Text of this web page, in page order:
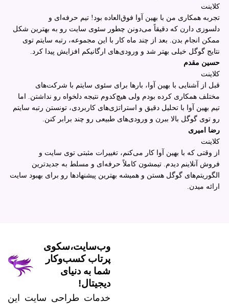
کلاینت
تجربه همکاری من با بهین آوا فوق‌العاده بود! تیم حرفه‌ای و
دلسوزی دارن که دقیقاً می‌دونن چطور سئوی سایت رو به بهترین شکل
ممکن انجام بدن. بعد از چند ماه کار با این مجموعه، رتبه سایتم توی
نتایج گوگل خیلی بهتر شد و ورودی‌های ارگانیکم افزایش پیدا کرد.
حسین مقدم
کلاینت
قبل از آشنایی با بهین آوا، بارها برای سئوی سایتم با شرکت‌های
مختلف همکاری کرده بودم ولی هیچ‌کدوم نتیجه دلخواه رو نداشتن. اما
تیم بهین آوا با تحلیل دقیق و استراتژی‌های کاربردی، تونستن رتبه سایتم
رو توی گوگل بالا ببرن و ورودی‌های طبیعی رو چند برابر کنن.
رضا امیری
کلاینت
از وقتی که با بهین آوا کار می‌کنم، تغییرات مثبتی توی سایت و
فروش آنلاینم دیدم. تیمشون کاملاً حرفه‌ای و مسلط به جدیدترین
الگوریتم‌های گوگل هستن و همیشه بهترین پیشنهادها رو برای بهبود سایت
ارائه میدن.
وب‌سایت،سکوی
پرتاب کسب‌وکار
شما به دنیای
دیجیتال!
خدمات طراحی سایت این